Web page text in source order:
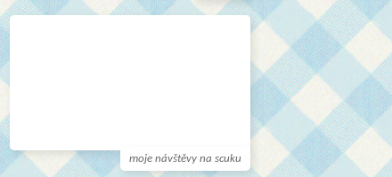
moje návštěvy na scuku